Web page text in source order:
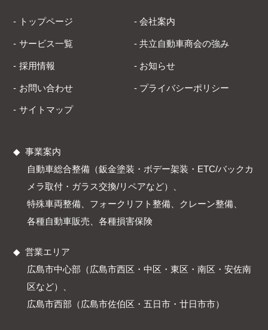
トップページ 会社案内
サービス一覧 共立自動車商会の強み
採用情報 お知らせ
お問い合わせ プライバシーポリシー
サイトマップ
事業案内
自動車総合整備（鈑金塗装・ボデー架装・ETC/バックカ
メラ取付・ガラス交換/リペアなど）
特殊車両整備
フォークリフト整備
クレーン整備
各種自動車販売
各種損害保険
営業エリア
広島市中心部（広島市西区・中区・東区・南区・安佐南
区など）
広島市西部（広島市佐伯区・五日市・廿日市市）